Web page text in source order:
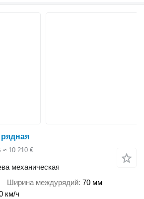
≈ 10 210 €
механическая
Ширина междурядий 70 мм
км/ч